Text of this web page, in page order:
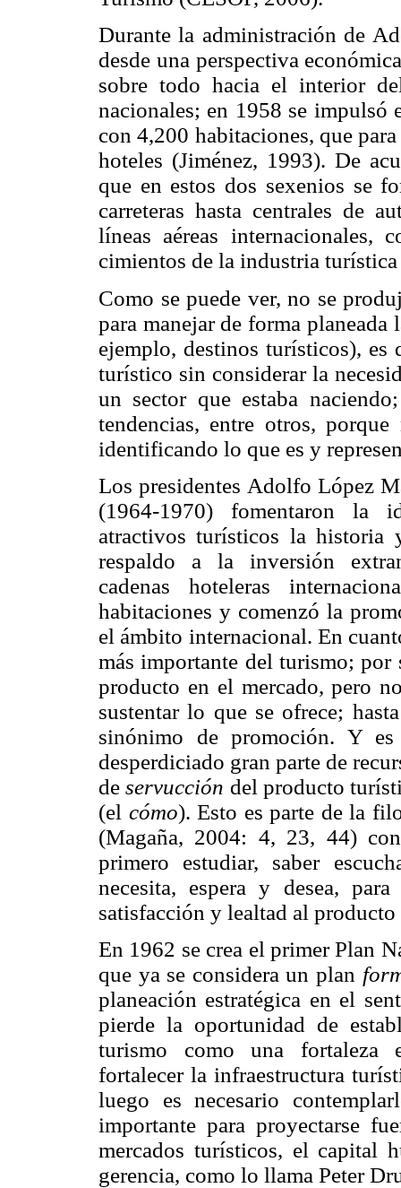
Durante la administración de
desde una perspectiva
sobre todo hacia el interior
nacionales; en 1958 se impulsó
con 4,200 habitaciones, que
hoteles (Jiménez, 1993). De
que en estos dos sexenios se
carreteras hasta centrales de
líneas aéreas internacionales,
cimientos de la industria
Como se puede ver, no se
para manejar de forma
ejemplo, destinos turísticos),
turístico sin considerar la
un sector que estaba
tendencias, entre otros,
identificando lo que es y
Los presidentes Adolfo López
(1964-1970) fomentaron la
atractivos turísticos la
respaldo a la inversión
cadenas hoteleras
habitaciones y comenzó la
el ámbito internacional. En
más importante del turismo; por
producto en el mercado, pero
sustentar lo que se ofrece;
sinónimo de promoción. Y
desperdiciado gran parte de
deservucción del producto
(el cómo). Esto es parte de la
(Magaña, 2004: 4, 23, 44)
primero estudiar, saber
necesita, espera y desea,
satisfacción y lealtad al
En 1962 se crea el primer Plan
que ya se considera un plan
planeación estratégica en el
pierde la oportunidad de
turismo como una fortaleza
fortalecer la infraestructura
luego es necesario
importante para proyectarse
mercados turísticos, el capital
gerencia, como lo llama Peter